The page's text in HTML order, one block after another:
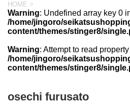
HOME >
Warning: Undefined array key 0
/home/jingoro/
content/themes/stinger8/
Warning: Attempt to read
/home/jingoro/
content/themes/stinger8/
osechi furusato